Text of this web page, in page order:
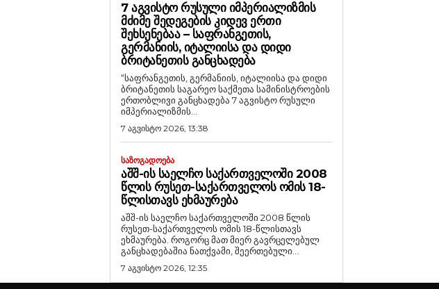
7 ᲐᲒᲕᲘᲡᲢᲝ ᲠᲣᲡᲣᲚᲘ ᲘᲛᲞᲔᲠᲘᲐᲚᲘᲖᲛᲘᲡ
ᲛᲫᲘᲛᲔ ᲨᲔᲓᲔᲒᲔᲑᲘᲡ ᲙᲘᲓᲔᲕ ᲔᲠᲗᲘ
ᲨᲔᲮᲡᲔᲜᲔᲑᲐᲐ – ᲡᲐᲤᲠᲐᲜᲒᲔᲗᲘᲡ,
ᲒᲔᲠᲛᲐᲜᲘᲘᲡ, ᲘᲢᲐᲚᲘᲘᲡᲐ ᲓᲐ ᲓᲘᲓᲘ
ᲑᲠᲘᲢᲐᲜᲔᲗᲘᲡ ᲒᲐᲜᲪᲮᲐᲓᲔᲑᲐ
“საფრანგეთის, გერმანიის, იტალიისა და დიდი
ბრიტანეთის საგარეო საქმეთა სამინისტროების
ერთობლივი განცხადება 7 აგვისტო რუსული
იმპერიალიზმის...
7 აგვისტო 2026, 13:38
ᲡᲐᲖᲝᲒᲐᲓᲝᲔᲑᲐ
ᲐᲨᲨ-ᲘᲡ ᲡᲐᲔᲚᲩᲝ ᲡᲐᲥᲐᲠᲗᲕᲔᲚᲝᲨᲘ 2008
ᲬᲚᲘᲡ ᲠᲣᲡᲔᲗ-ᲡᲐᲥᲐᲠᲗᲕᲔᲚᲝᲡ ᲝᲛᲘᲡ 18-
ᲬᲚᲘᲡᲗᲐᲕᲡ ᲔᲮᲛᲐᲣᲠᲔᲑᲐ
აშშ-ის საელჩო საქართველოში 2008 წლის
რუსეთ-საქართველოს ომის 18-წლისთავს
ეხმაურება. როგორც მათ მიერ გავრცელებულ
განცხადებაშია ნათქვამი, შეერთებული...
7 აგვისტო 2026, 12:35